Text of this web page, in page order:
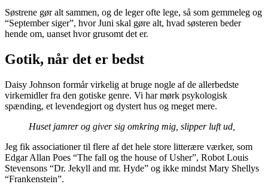
Søstrene gør alt sammen, og de leger ofte lege, så som gemmeleg og
“September siger”, hvor Juni skal gøre alt, hvad søsteren beder
hende om, uanset hvor grusomt det er.
Gotik, når det er bedst
Daisy Johnson formår virkelig at bruge nogle af de allerbedste
virkemidler fra den gotiske genre. Vi har mørk psykologisk
spænding, et levendegjort og dystert hus og meget mere.
Huset jamrer og giver sig omkring mig, slipper luft ud,
Jeg fik associationer til flere af det hele store litterære værker, som
Edgar Allan Poes “The fall og the house of Usher”, Robot Louis
Stevensons “Dr. Jekyll and mr. Hyde” og ikke mindst Mary Shellys
“Frankenstein”.